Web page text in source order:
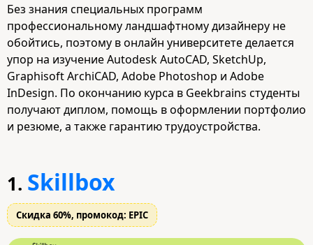
Без знания специальных программ
профессиональному ландшафтному дизайнеру не
обойтись, поэтому в онлайн университете делается
упор на изучение Autodesk AutoCAD, SketchUp,
Graphisoft ArchiCAD, Adobe Photoshop и Adobe
InDesign. По окончанию курса в Geekbrains студенты
получают диплом, помощь в оформлении портфолио
и резюме, а также гарантию трудоустройства.
1. Skillbox
Скидка 60%, промокод: EPIC